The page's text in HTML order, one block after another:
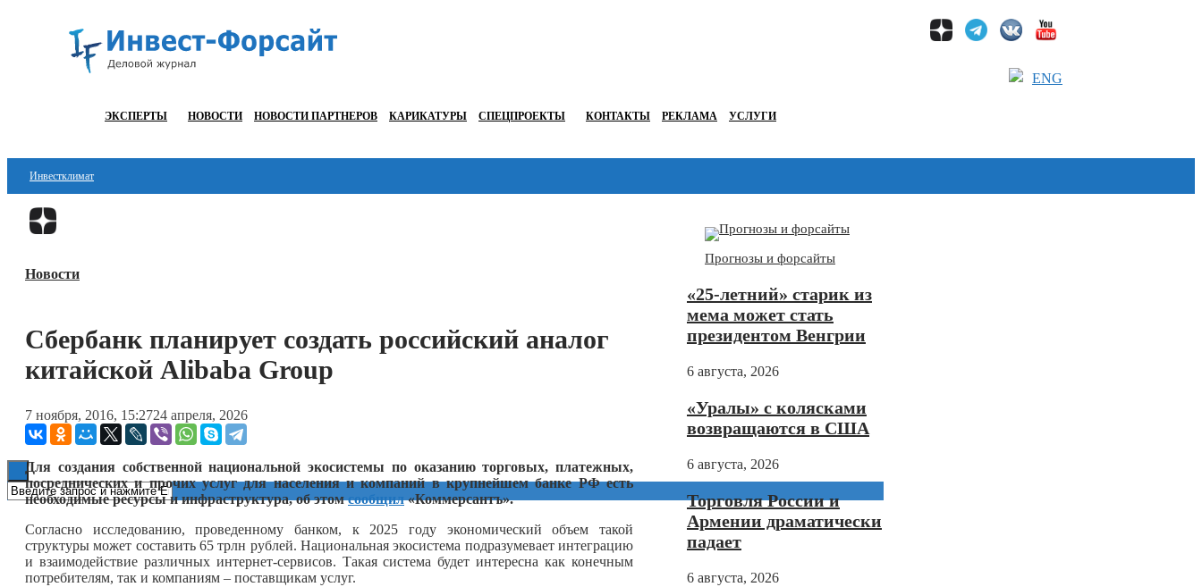
ENG
ЭКСПЕРТЫ НОВОСТИ НОВОСТИ ПАРТНЕРОВ КАРИКАТУРЫ СПЕЦПРОЕКТЫ КОНТАКТЫ РЕКЛАМА УСЛУГИ
Инвестклимат
Финансы
Блокчейн
Технологии
Книги
Новости
Сбербанк планирует создать российский аналог
китайской Alibaba Group
7 ноября, 2016, 15:2724 апреля, 2026
Для создания собственной национальной экосистемы по оказанию торговых, платежных,
посреднических и прочих услуг для населения и компаний в крупнейшем банке РФ есть
необходимые ресурсы и инфраструктура, об этомсообщил«Коммерсантъ».
Согласно исследованию, проведенному банком, к 2025 году экономический объем такой
структуры может составить 65 трлн рублей. Национальная экосистема подразумевает интеграцию
и взаимодействие различных интернет-сервисов. Такая система будет интересна как конечным
потребителям, так и компаниям – поставщикам услуг.
Прогнозы и форсайты
«25-летний» старик из
мема может стать
президентом Венгрии
6 августа, 2026
«Уралы» с колясками
возвращаются в США
6 августа, 2026
Торговля России и
Армении драматически
падает
6 августа, 2026